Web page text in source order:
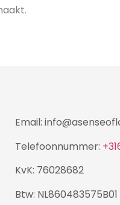
Email:
Telefoonnummer:
KvK: 76028682
Btw: NL860483575B01